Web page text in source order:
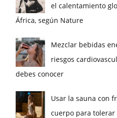
el calentamiento
África, según Nature
Mezclar bebidas
riesgos
debes conocer
Usar la sauna con
cuerpo para